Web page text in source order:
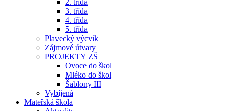
2. třída
3. třída
4. třída
5. třída
Plavecký výcvik
Zájmové útvary
PROJEKTY ZŠ
Ovoce do škol
Mléko do škol
Šablony III
Vybíjená
Mateřská škola